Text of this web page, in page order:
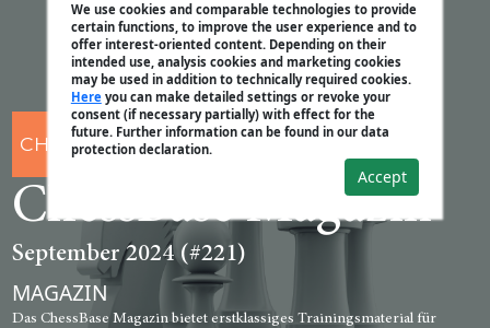
We use cookies and comparable technologies to provide
certain functions, to improve the user experience and to
offer interest-oriented content. Depending on their
intended use, analysis cookies and marketing cookies
may be used in addition to technically required cookies.
Hereyou can make detailed settings or revoke your
consent (if necessary partially) with effect for the
future. Further information can be found in our data
protection declaration.
Accept
CHESSBASE
ChessBase Magazin
September 2024 (#221)
MAGAZIN
Das ChessBase Magazin bietet erstklassiges Trainingsmaterial für